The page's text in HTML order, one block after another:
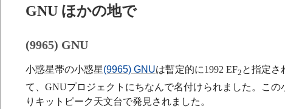
GNU ほかの地で
(9965) GNU
小惑星帯の小惑星(9965) GNUは暫定的に1992 EF2 と指定さ
て、GNUプロジェクトにちなんで名付けられました。この
りキットピーク天文台で発見されました。